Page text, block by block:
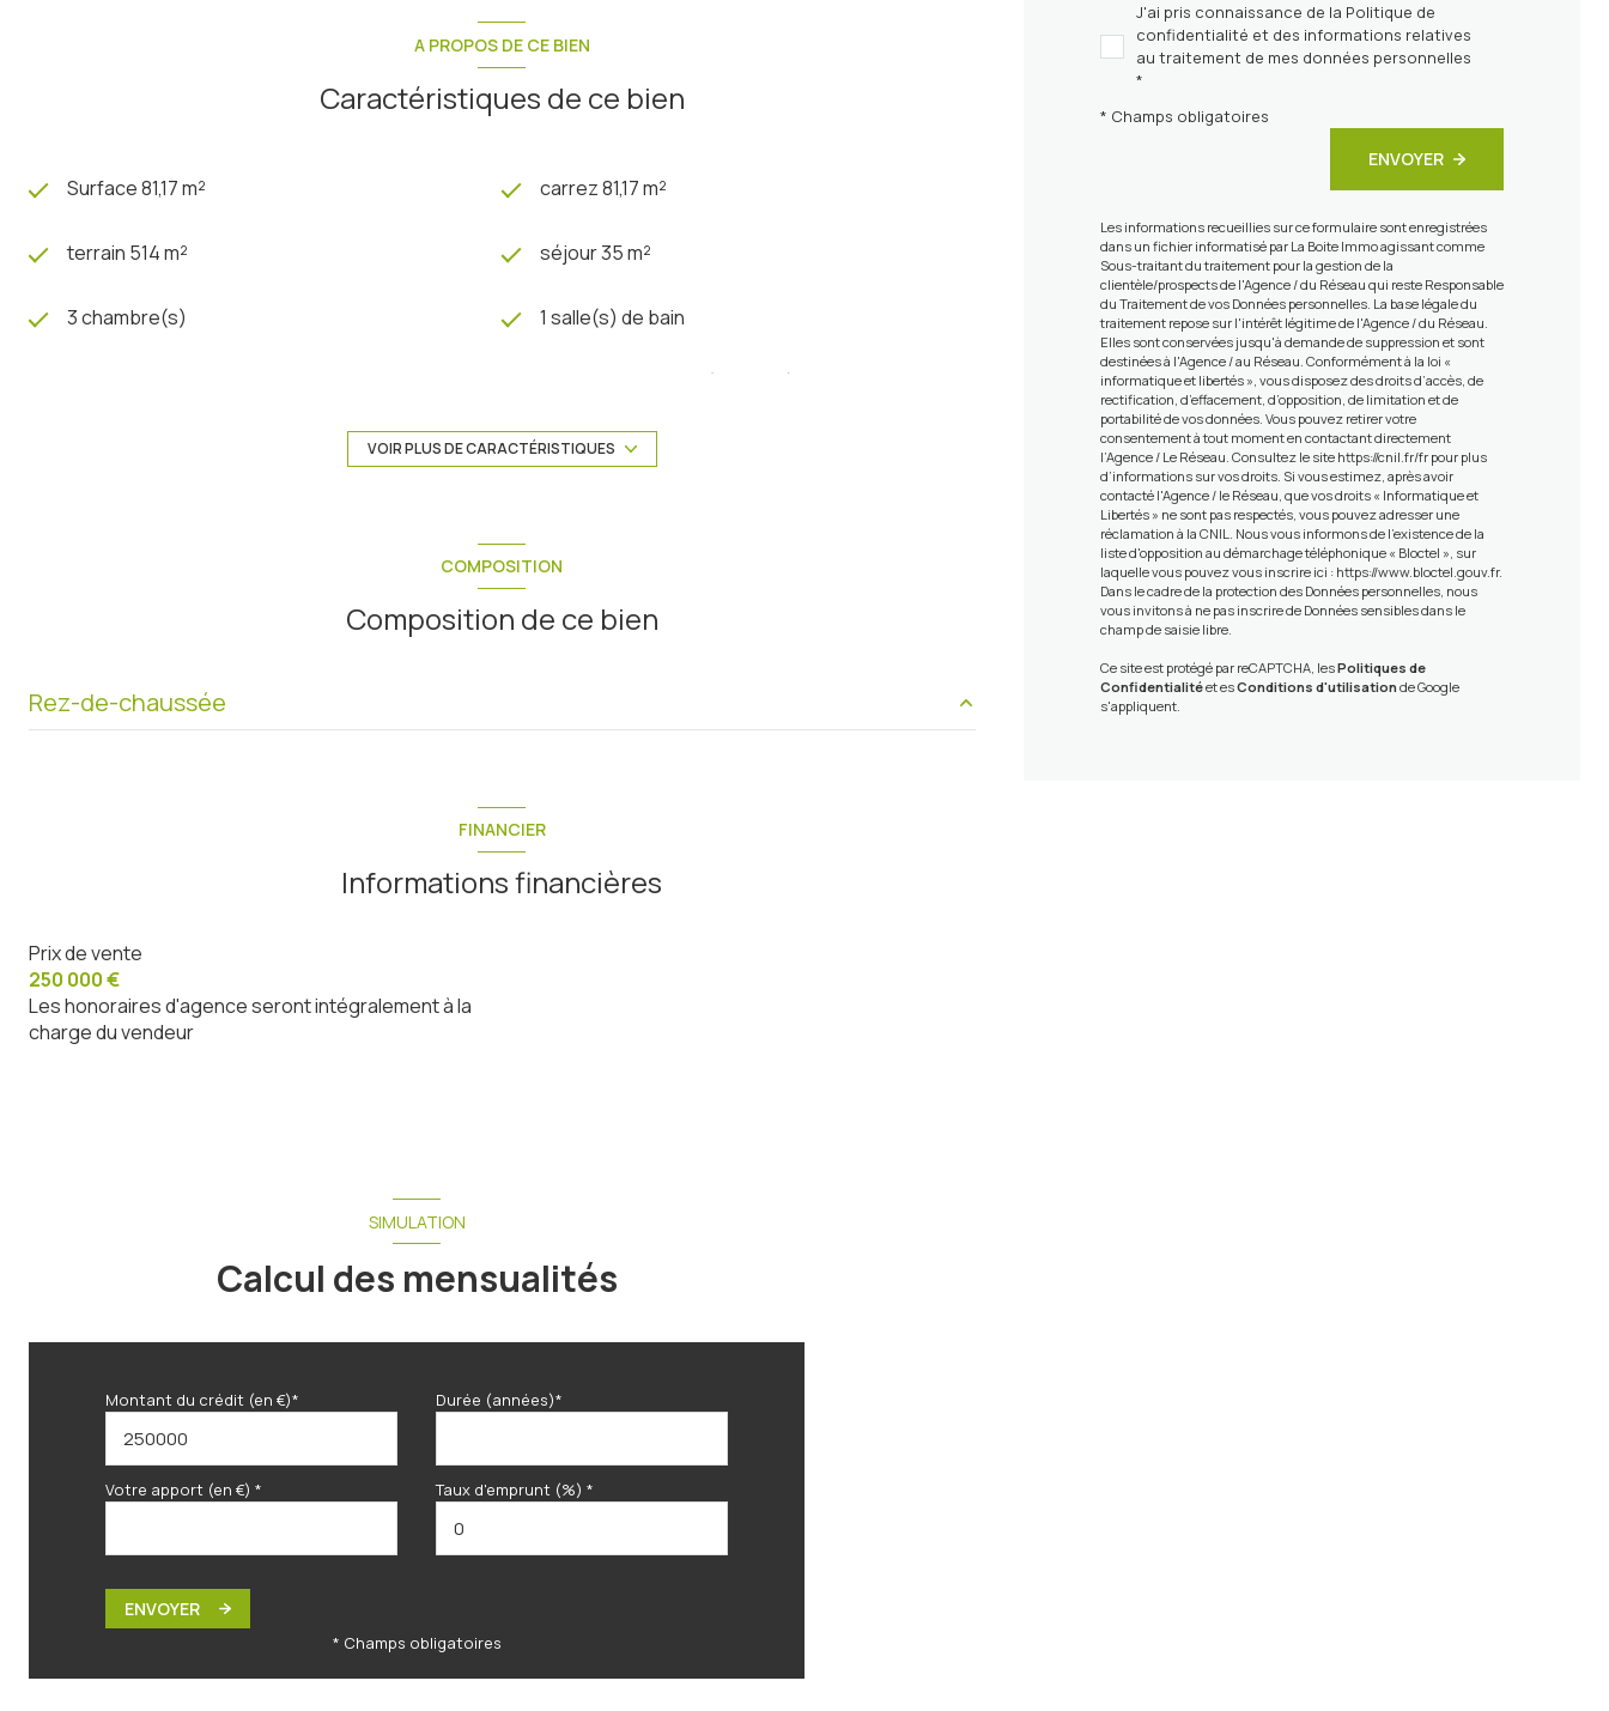
A PROPOS DE CE BIEN
Caractéristiques de ce bien
Surface 81,17 m² carrez 81,17 m²
terrain 514 m² séjour 35 m²
3 chambre(s) 1 salle(s) de bain
cuisine américaine (équipée)
Chauffage individuel : au sol (pompe à
exposition Sud-Ouest
VOIR PLUS DE CARACTÉRISTIQUES
COMPOSITION
Composition de ce bien
Rez-de-chaussée
chambre
chambre
salle de bain
FINANCIER
Informations financières
Prix de vente
250 000 €
Les honoraires d'agence seront intégralement à la
charge du vendeur
J'ai pris connaissance de la Politique de
confidentialité et des informations relatives
au traitement de mes données personnelles
*
* Champs obligatoires
ENVOYER
Les informations recueillies sur ce formulaire sont enregistrées
dans un fichier informatisé par La Boite Immo agissant comme
Sous-traitant du traitement pour la gestion de la
clientèle/prospects de l'Agence / du Réseau qui reste Responsable
du Traitement de vos Données personnelles. La base légale du
traitement repose sur l'intérêt légitime de l'Agence / du Réseau.
Elles sont conservées jusqu'à demande de suppression et sont
destinées à l'Agence / au Réseau. Conformément à la loi «
informatique et libertés », vous disposez des droits d’accès, de
rectification, d’effacement, d’opposition, de limitation et de
portabilité de vos données. Vous pouvez retirer votre
consentement à tout moment en contactant directement
l’Agence / Le Réseau. Consultez le site https://cnil.fr/frpour plus
d’informations sur vos droits. Si vous estimez, après avoir
contacté l'Agence / le Réseau, que vos droits « Informatique et
Libertés » ne sont pas respectés, vous pouvez adresser une
réclamation à la CNIL. Nous vous informons de l’existence de la
liste d'opposition au démarchage téléphonique « Bloctel », sur
laquelle vous pouvez vous inscrire ici : https://www.bloctel.gouv.fr.
Dans le cadre de la protection des Données personnelles, nous
vous invitons à ne pas inscrire de Données sensibles dans le
champ de saisie libre.
Ce site est protégé par reCAPTCHA, lesPolitiques de
Confidentialitéet esConditions d'utilisation de Google
s'appliquent.
SIMULATION
Calcul des mensualités
Montant du crédit (en €)* Durée (années)*
Votre apport (en €) * Taux d'emprunt (%) *
ENVOYER
* Champs obligatoires